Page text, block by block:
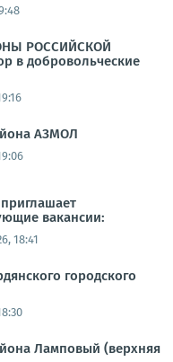
РОССИЙСКОЙ
в добровольческие
АЗМОЛ
вакансии:
18:41
городского
Ламповый (верхняя